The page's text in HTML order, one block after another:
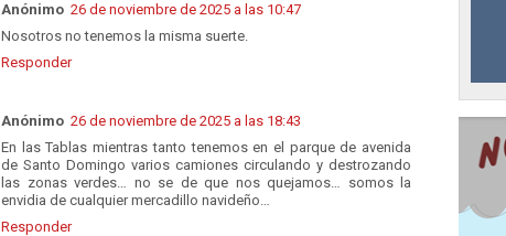
Anónimo 26 de noviembre de 2025 a las 10:47
Nosotros no tenemos la misma suerte.
Responder
Anónimo 26 de noviembre de 2025 a las 18:43
En las Tablas mientras tanto tenemos en el parque de avenida
de Santo Domingo varios camiones circulando y destrozando
las zonas verdes… no se de que nos quejamos… somos la
envidia de cualquier mercadillo navideño…
Responder